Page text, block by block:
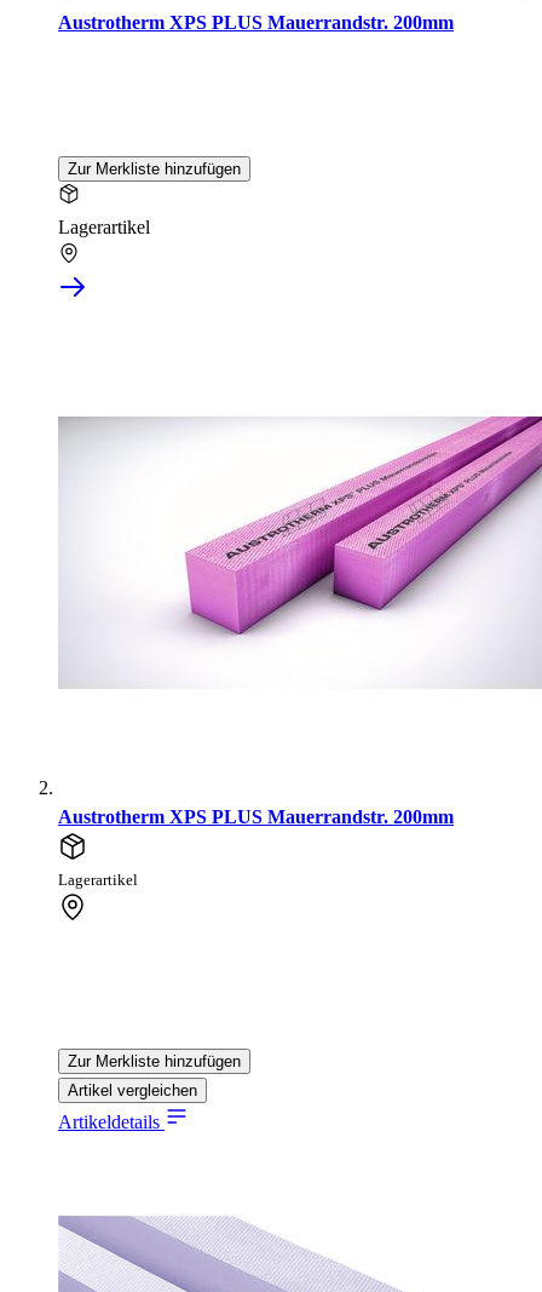
Austrotherm XPS PLUS Mauerrandstr. 200mm
Zur Merkliste hinzufügen
Lagerartikel
Austrotherm XPS PLUS Mauerrandstr. 200mm
Lagerartikel
Zur Merkliste hinzufügen
Artikel vergleichen
Artikeldetails